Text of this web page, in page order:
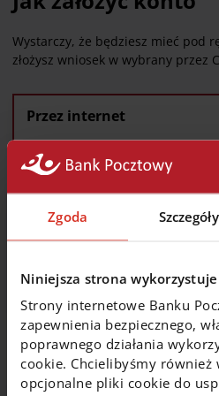
Zgoda Szczegóły
Niniejsza strona
Strony internetowe Banku
zapewnienia bezpiecznego,
poprawnego działania
cookie. Chcielibyśmy również
opcjonalne pliki cookie do
Wystarczy, że będziesz mieć pod
złożysz wniosek w wybrany przez
Przez internet
tego samego dnia.
Przez telefon
Zadzwoń, a nasz konsultant